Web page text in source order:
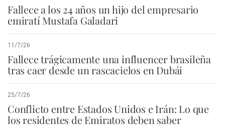
Fallece a los 24 años un hijo del empresario
emiratí Mustafa Galadari
11/7/26
Fallece trágicamente una influencer brasileña
tras caer desde un rascacielos en Dubái
25/7/26
Conflicto entre Estados Unidos e Irán: Lo que
los residentes de Emiratos deben saber